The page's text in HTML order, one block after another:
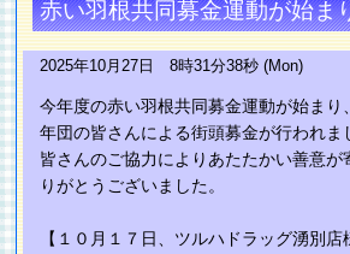
赤い羽根共同募金運動が始ま
2025年10月27日 8時31分38秒 (Mon)
今年度の赤い羽根共同募金運動が始まり
年団の皆さんによる街頭募金が行われま
皆さんのご協力によりあたたかい善意が
りがとうございました。
【１０月１７日、ツルハドラッグ湧別店